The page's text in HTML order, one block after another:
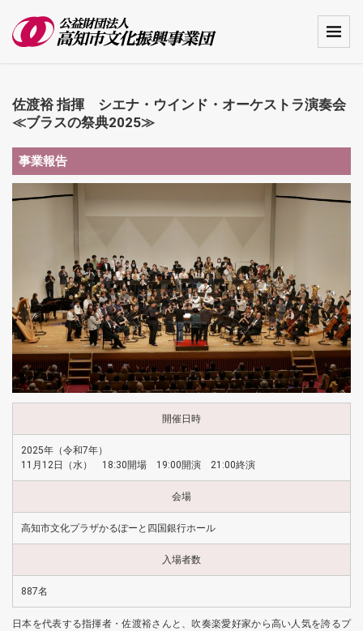
佐渡裕 指揮 シエナ・ウインド・オーケストラ演奏会
≪ブラスの祭典2025≫
事業報告
開催日時
2025年（令和7年）
11月12日（水） 18:30開場 19:00開演 21:00終演
会場
高知市文化プラザかるぽーと四国銀行ホール
入場者数
887名
日本を代表する指揮者・佐渡裕さんと、吹奏楽愛好家から高い人気を誇るプ